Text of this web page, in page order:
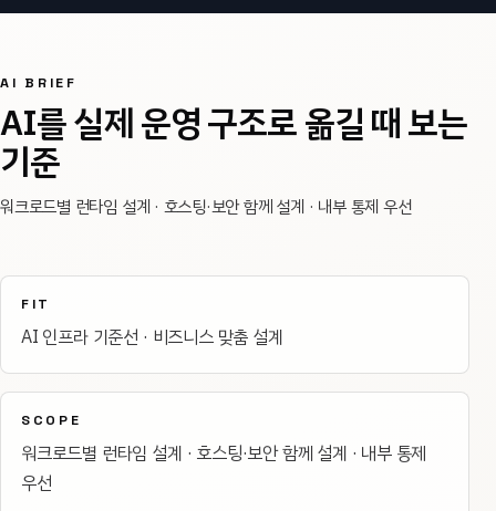
AI BRIEF
AI를 실제 운영 구조로 옮길 때 보는
기준
워크로드별 런타임 설계 · 호스팅·보안 함께 설계 · 내부 통제 우선
FIT
AI 인프라 기준선 · 비즈니스 맞춤 설계
SCOPE
워크로드별 런타임 설계 · 호스팅·보안 함께 설계 · 내부 통제
우선